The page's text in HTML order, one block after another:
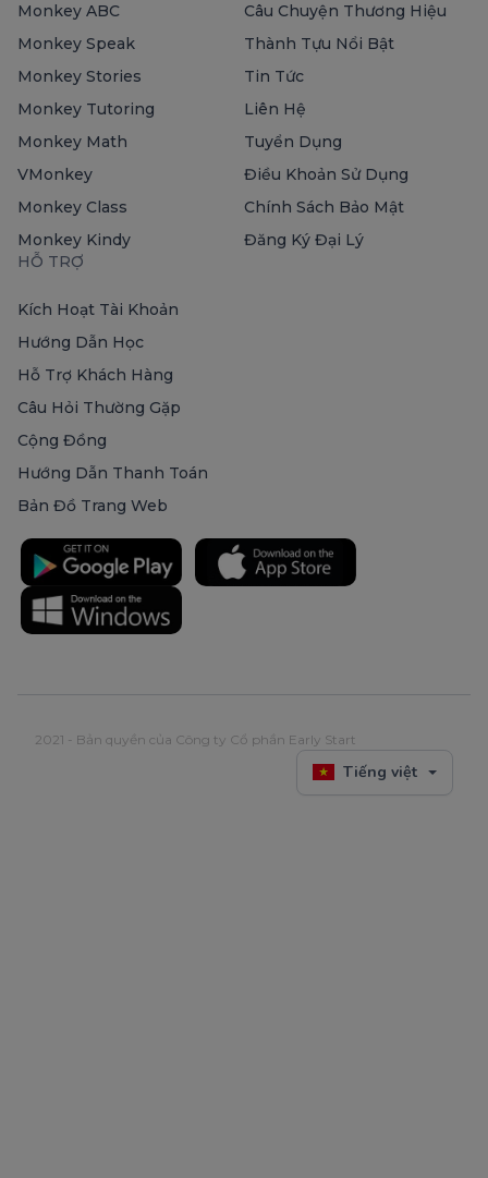
Monkey ABC
Monkey Speak
Monkey Stories
Monkey Tutoring
Monkey Math
VMonkey
Monkey Class
Monkey Kindy
Câu Chuyện Thương Hiệu
Thành Tựu Nổi Bật
Tin Tức
Liên Hệ
Tuyển Dụng
Điều Khoản Sử Dụng
Chính Sách Bảo Mật
Đăng Ký Đại Lý
HỖ TRỢ
Kích Hoạt Tài Khoản
Hướng Dẫn Học
Hỗ Trợ Khách Hàng
Câu Hỏi Thường Gặp
Cộng Đồng
Hướng Dẫn Thanh Toán
Bản Đồ Trang Web
2021 - Bản quyền của Công ty Cổ phần Early Start
Tiếng việt